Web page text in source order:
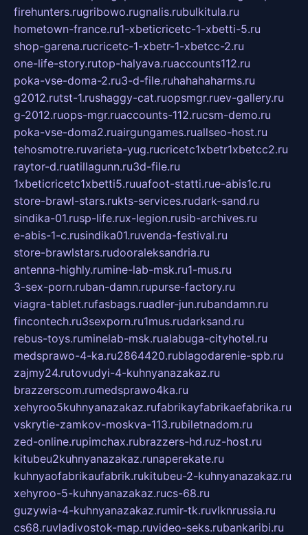
firehunters.rugribowo.rugnalis.rubulkitula.ru
hometown-france.ru1-xbeticricetc-1-xbetti-5.ru
shop-garena.rucricetc-1-xbetr-1-xbetcc-2.ru
one-life-story.rutop-halyava.ruaccounts112.ru
poka-vse-doma-2.ru3-d-file.ruhahahaharms.ru
g2012.rutst-1.rushaggy-cat.ruopsmgr.ruev-gallery.ru
g-2012.ruops-mgr.ruaccounts-112.rucsm-demo.ru
poka-vse-doma2.ruairgungames.ruallseo-host.ru
tehosmotre.ruvarieta-yug.rucricetc1xbetr1xbetcc2.ru
raytor-d.ruatillagunn.ru3d-file.ru
1xbeticricetc1xbetti5.ruuafoot-statti.rue-abis1c.ru
store-brawl-stars.rukts-services.rudark-sand.ru
sindika-01.rusp-life.rux-legion.rusib-archives.ru
e-abis-1-c.rusindika01.ruvenda-festival.ru
store-brawlstars.rudooraleksandria.ru
antenna-highly.rumine-lab-msk.ru1-mus.ru
3-sex-porn.ruban-damn.rupurse-factory.ru
viagra-tablet.rufasbags.ruadler-jun.rubandamn.ru
fincontech.ru3sexporn.ru1mus.rudarksand.ru
rebus-toys.ruminelab-msk.rualabuga-cityhotel.ru
medsprawo-4-ka.ru2864420.rublagodarenie-spb.ru
zajmy24.rutovudyi-4-kuhnyanazakaz.ru
brazzerscom.rumedsprawo4ka.ru
xehyroo5kuhnyanazakaz.rufabrikayfabrikaefabrika.ru
vskrytie-zamkov-moskva-113.rubiletnadom.ru
zed-online.rupimchax.rubrazzers-hd.ruz-host.ru
kitubeu2kuhnyanazakaz.runaperekate.ru
kuhnyaofabrikaufabrik.rukitubeu-2-kuhnyanazakaz.ru
xehyroo-5-kuhnyanazakaz.rucs-68.ru
guzywia-4-kuhnyanazakaz.rumir-tk.ruvlknrussia.ru
cs68.ruvladivostok-map.ruvideo-seks.rubankaribi.ru